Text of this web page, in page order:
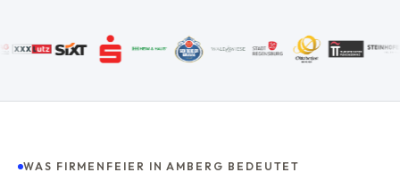
WAS FIRMENFEIER IN AMBERG BEDEUTET